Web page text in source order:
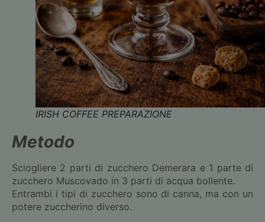
IRISH COFFEE PREPARAZIONE
Metodo
Sciogliere 2 parti di zucchero Demerara e 1 parte di
zucchero Muscovado in 3 parti di acqua bollente.
Entrambi i tipi di zucchero sono di canna, ma con un
potere zuccherino diverso.